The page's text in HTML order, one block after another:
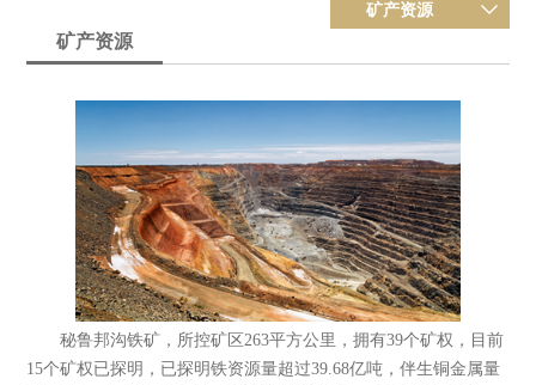
矿产资源
矿产资源
秘鲁邦沟铁矿，所控矿区263平方公里，拥有39个矿权，目前
15个矿权已探明，已探明铁资源量超过39.68亿吨，伴生铜金属量